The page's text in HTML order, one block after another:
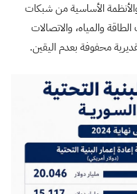
والأنظمة الأساسية من شبكات
والمياه، والاتصالات
محفوفة بعدم اليقين.